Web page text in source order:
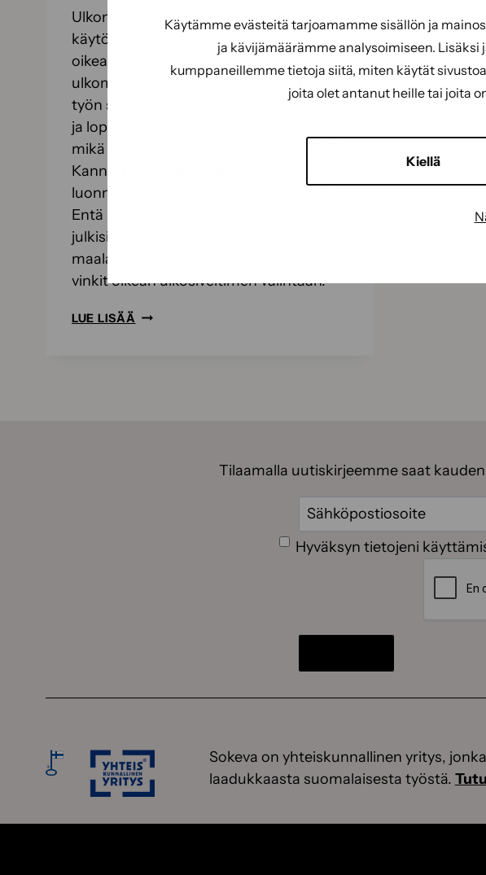
Käytämme evästeitä tarjoamamme sisällön ja
ja kävijämäärämme analysoimiseen.
kumppaneillemme tietoja siitä, miten käytät
joita olet antanut heille tai joita
Kiellä
Ulkomaalaus onnistuu parhaiten, kun
käytössä ovat laadukkaat maalit ja
oikeat työvälineet. Sopivan
ulkomaalaussiveltimen valinta vaikuttaa
työn sujuvuuteen, maalin levittymiseen
ja lopputuloksen kestävyyteen. Mutta
mikä sivellin sopii juuri sinun projektiisi?
Kannattaako valita keinokuitu-,
luonnonharjas- vai sekoiteharjassivellin?
Entä millainen sivellin toimii parhaiten
julkisivun, terassin tai katon
maalauksessa? Kokosimme yhteen
vinkit oikean ulkosiveltimen valintaan.
LUE LISÄÄ ULKOMAALAUSSIVELTIMEN
Tilaamalla uutiskirjeemme saat
Sähköposti
(Pakollinen)
Suostumus
(Pakollinen)
Hyväksyn tietojeni
Sokeva on yhteiskunnallinen yritys,
laadukkaasta suomalaisesta työstä.